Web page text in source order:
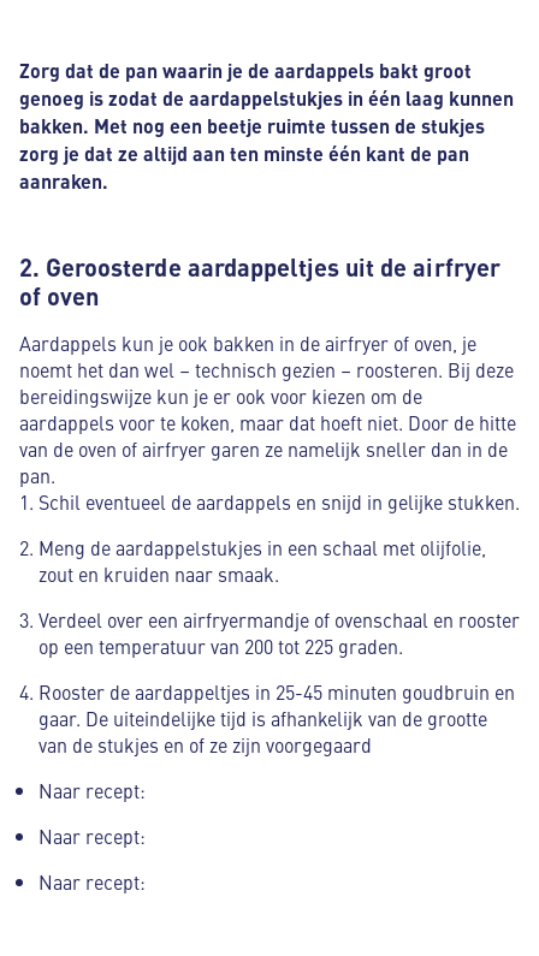
Zorg dat de pan waarin je de aardappels bakt groot
genoeg is zodat de aardappelstukjes in één laag kunnen
bakken. Met nog een beetje ruimte tussen de stukjes
zorg je dat ze altijd aan ten minste één kant de pan
aanraken.
2. Geroosterde aardappeltjes uit de airfryer
of oven
Aardappels kun je ook bakken in de airfryer of oven, je
noemt het dan wel – technisch gezien – roosteren. Bij deze
bereidingswijze kun je er ook voor kiezen om de
aardappels voor te koken, maar dat hoeft niet. Door de hitte
van de oven of airfryer garen ze namelijk sneller dan in de
pan.
Schil eventueel de aardappels en snijd in gelijke stukken.
Meng de aardappelstukjes in een schaal met olijfolie,
zout en kruiden naar smaak.
Verdeel over een airfryermandje of ovenschaal en rooster
op een temperatuur van 200 tot 225 graden.
Rooster de aardappeltjes in 25-45 minuten goudbruin en
gaar. De uiteindelijke tijd is afhankelijk van de grootte
van de stukjes en of ze zijn voorgegaard
Naar recept:
Naar recept:
Naar recept: